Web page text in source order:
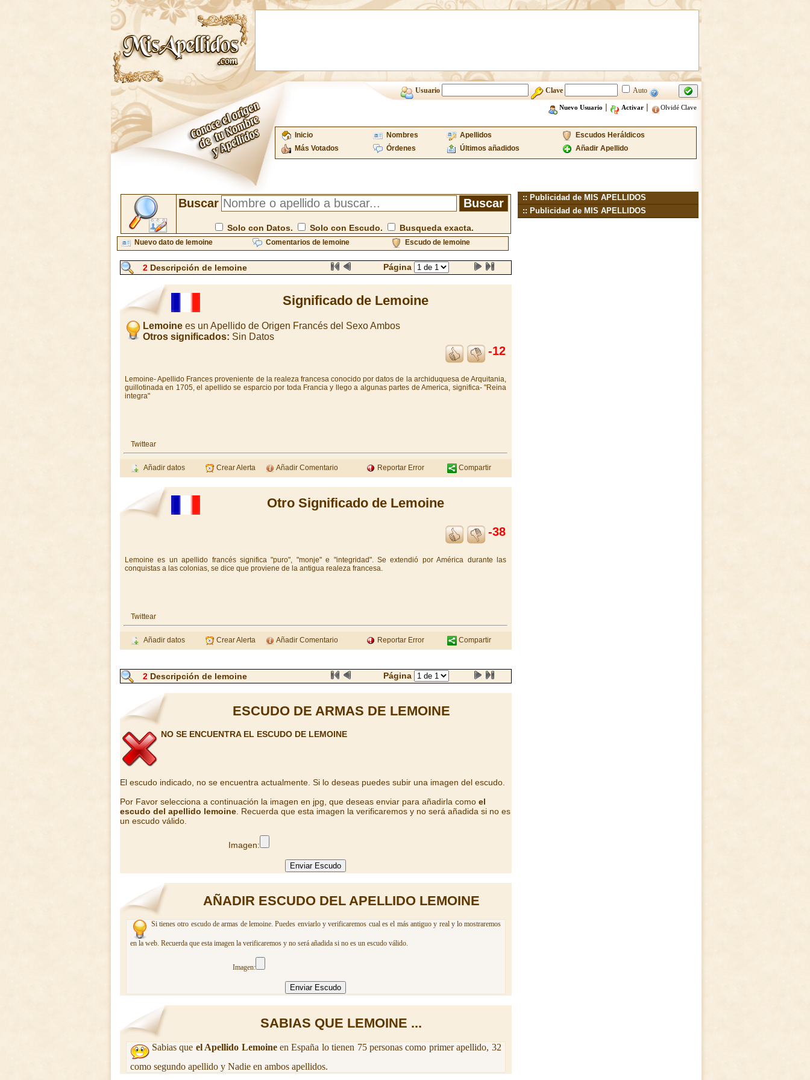
Usuario Clave Auto
Nuevo Usuario | Activar| Olvidé Clave
Inicio Nombres Apellidos
Escudos Heráldicos
Más Votados
Órdenes Últimos añadidos Añadir Apellido
Buscar
Solo con Datos. Solo con Escudo. Busqueda exacta.
Nuevo dato de lemoine Comentarios de lemoine Escudo de lemoine
2Descripción de lemoine Página
Significado de Lemoine
Lemoine es un Apellido de Origen Francés del Sexo Ambos
Otros significados: Sin Datos
-12
Lemoine- Apellido Frances proveniente de la realeza francesa conocido por datos de la archiduquesa de Arquitania,
guillotinada en 1705, el apellido se esparcio por toda Francia y llego a algunas partes de America, significa- "Reina
integra"
Twittear
Añadir datos Crear Alerta Añadir Comentario Reportar Error Compartir
Otro Significado de Lemoine
-38
Lemoine es un apellido francés significa "puro", "monje" e "integridad". Se extendió por América durante las
conquistas a las colonias, se dice que proviene de la antigua realeza francesa.
Twittear
Añadir datos Crear Alerta Añadir Comentario Reportar Error Compartir
2Descripción de lemoine Página
ESCUDO DE ARMAS DE LEMOINE
NO SE ENCUENTRA EL ESCUDO DE LEMOINE
El escudo indicado, no se encuentra actualmente. Si lo deseas puedes subir una imagen del escudo.
Por Favor selecciona a continuación la imagen en jpg, que deseas enviar para añadirla como el
escudo del apellido lemoine. Recuerda que esta imagen la verificaremos y no será añadida si no es
un escudo válido.
Imagen:
AÑADIR ESCUDO DEL APELLIDO LEMOINE
Si tienes otro escudo de armas de lemoine. Puedes enviarlo y verificaremos cual es el más antiguo y real y lo mostraremos
en la web. Recuerda que esta imagen la verificaremos y no será añadida si no es un escudo válido.
Imagen:
SABIAS QUE LEMOINE ...
Sabias que el Apellido Lemoineen España lo tienen 75 personas como primer apellido, 32
como segundo apellido y Nadie en ambos apellidos.
:: Publicidad de MIS APELLIDOS
:: Publicidad de MIS APELLIDOS